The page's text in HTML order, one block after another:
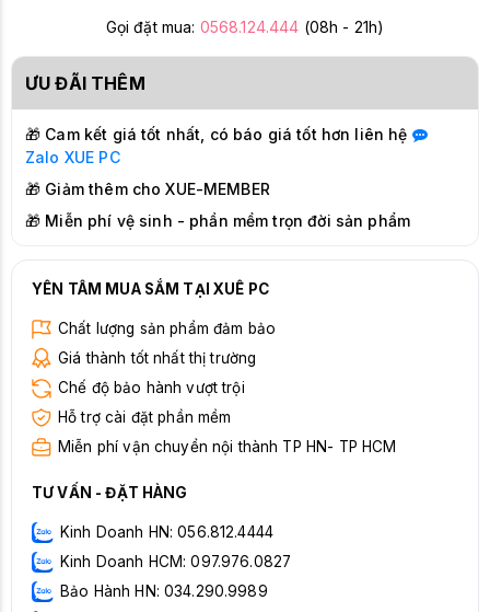
Gọi đặt mua: 0568.124.444 (08h - 21h)
ƯU ĐÃI THÊM
🎁 Cam kết giá tốt nhất, có báo giá tốt hơn liên hệ
Zalo XUE PC
🎁 Giảm thêm cho XUE-MEMBER
🎁 Miễn phí vệ sinh - phần mềm trọn đời sản phẩm
YÊN TÂM MUA SẮM TẠI XUÊ PC
Chất lượng sản phẩm đảm bảo
Giá thành tốt nhất thị trường
Chế độ bảo hành vượt trội
Hỗ trợ cài đặt phần mềm
Miễn phí vận chuyển nội thành TP HN- TP HCM
TƯ VẤN - ĐẶT HÀNG
Kinh Doanh HN: 056.812.4444
Kinh Doanh HCM: 097.976.0827
Bảo Hành HN: 034.290.9989